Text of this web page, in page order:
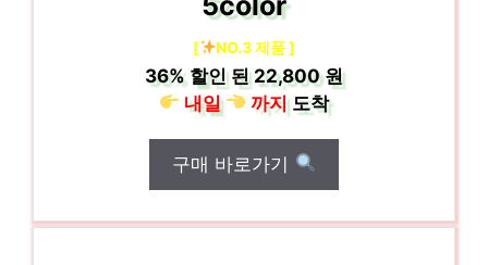
[ NO.3 제품 ]
36% 할인 된22,800 원
내일
까지도착
구매 바로가기